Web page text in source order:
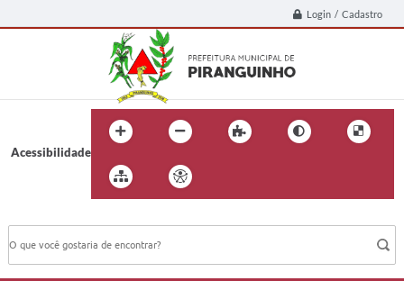
Login / Cadastro
Acessibilidade